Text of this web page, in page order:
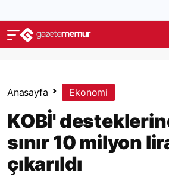
Anasayfa Ekonomi
KOBİ'
sınır 10 milyon
çıkarıldı